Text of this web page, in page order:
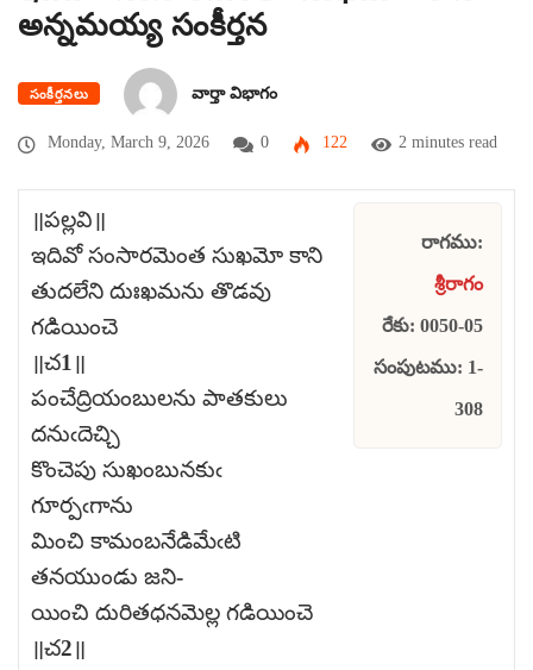
అన్నమయ్య సంకీర్తన
సంకీర్తనలు వార్తా విభాగం
Monday, March 9, 2026 0 122 2 minutes read
॥పల్లవి॥
ఇదివో సంసారమెంత సుఖమో కాని
తుదలేని దుఃఖమను తొడవు
గడియించె
॥చ1॥
పంచేద్రియంబులను పాతకులు
దనుఁదెచ్చి
కొంచెపు సుఖంబునకుఁ
గూర్పఁగాను
మించి కామంబనేడిమేఁటి
తనయుండు జని-
యించి దురితధనమెల్ల గడియించె
॥చ2॥
రాగము:
శ్రీరాగం
రేకు: 0050-05
సంపుటము: 1-
308